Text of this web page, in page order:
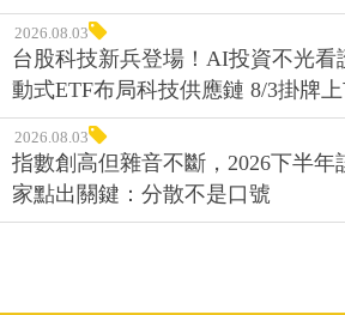
2026.08.03
台股科技新兵登場！AI投資不光看
動式ETF布局科技供應鏈 8/3掛牌
2026.08.03
指數創高但雜音不斷，2026下半
家點出關鍵：分散不是口號